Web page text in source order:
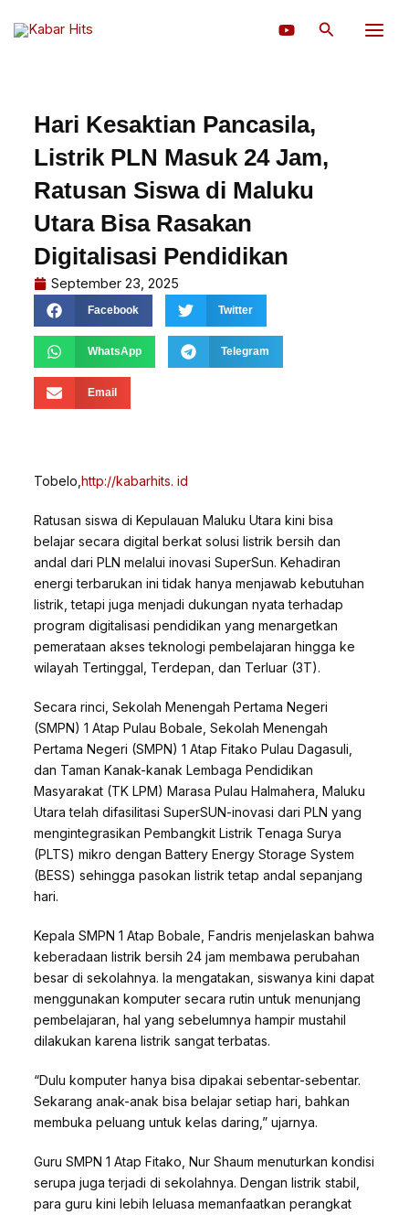
Cari
Hari Kesaktian Pancasila,
Listrik PLN Masuk 24 Jam,
Ratusan Siswa di Maluku
Utara Bisa Rasakan
Digitalisasi Pendidikan
September 23, 2025
Facebook Twitter
WhatsApp Telegram
Email
Tobelo,http://kabarhits. id
Ratusan siswa di Kepulauan Maluku Utara kini bisa
belajar secara digital berkat solusi listrik bersih dan
andal dari PLN melalui inovasi SuperSun. Kehadiran
energi terbarukan ini tidak hanya menjawab kebutuhan
listrik, tetapi juga menjadi dukungan nyata terhadap
program digitalisasi pendidikan yang menargetkan
pemerataan akses teknologi pembelajaran hingga ke
wilayah Tertinggal, Terdepan, dan Terluar (3T).
Secara rinci, Sekolah Menengah Pertama Negeri
(SMPN) 1 Atap Pulau Bobale, Sekolah Menengah
Pertama Negeri (SMPN) 1 Atap Fitako Pulau Dagasuli,
dan Taman Kanak-kanak Lembaga Pendidikan
Masyarakat (TK LPM) Marasa Pulau Halmahera, Maluku
Utara telah difasilitasi SuperSUN-inovasi dari PLN yang
mengintegrasikan Pembangkit Listrik Tenaga Surya
(PLTS) mikro dengan Battery Energy Storage System
(BESS) sehingga pasokan listrik tetap andal sepanjang
hari.
Kepala SMPN 1 Atap Bobale, Fandris menjelaskan bahwa
keberadaan listrik bersih 24 jam membawa perubahan
besar di sekolahnya. Ia mengatakan, siswanya kini dapat
menggunakan komputer secara rutin untuk menunjang
pembelajaran, hal yang sebelumnya hampir mustahil
dilakukan karena listrik sangat terbatas.
“Dulu komputer hanya bisa dipakai sebentar-sebentar.
Sekarang anak-anak bisa belajar setiap hari, bahkan
membuka peluang untuk kelas daring,” ujarnya.
Guru SMPN 1 Atap Fitako, Nur Shaum menuturkan kondisi
serupa juga terjadi di sekolahnya. Dengan listrik stabil,
para guru kini lebih leluasa memanfaatkan perangkat